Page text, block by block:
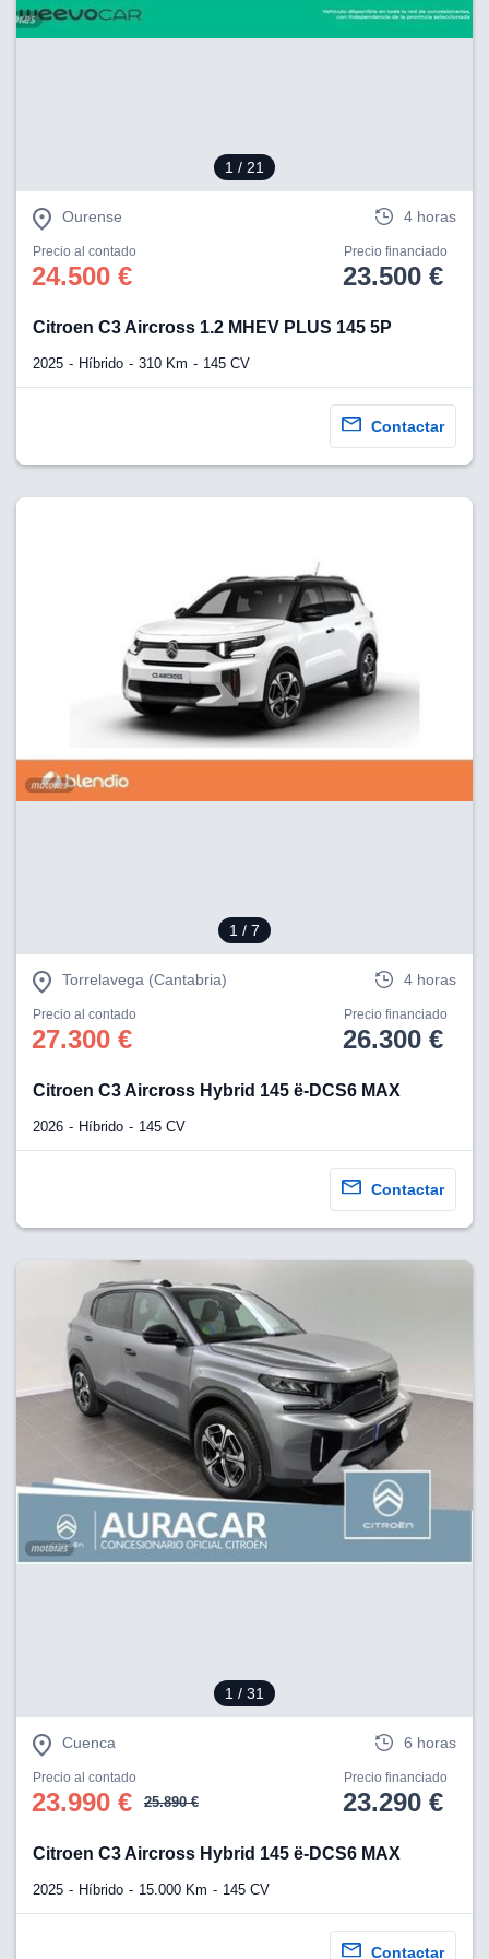
1 / 21
Ourense 4 horas
Precio al contado
24.500 €
Precio financiado
23.500 €
Citroen C3 Aircross 1.2 MHEV PLUS 145 5P
2025 Híbrido 310 Km 145 CV
Contactar
1 / 7
Torrelavega (Cantabria) 4 horas
Precio al contado
27.300 €
Precio financiado
26.300 €
Citroen C3 Aircross Hybrid 145 ë-DCS6 MAX
2026 Híbrido 145 CV
Contactar
1 / 31
Cuenca 6 horas
Precio al contado
23.990 € 25.890 €
Precio financiado
23.290 €
Citroen C3 Aircross Hybrid 145 ë-DCS6 MAX
2025 Híbrido 15.000 Km 145 CV
Contactar